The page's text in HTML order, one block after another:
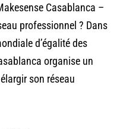
Casablanca –
professionnel ? Dans
d’égalité des
organise un
son réseau